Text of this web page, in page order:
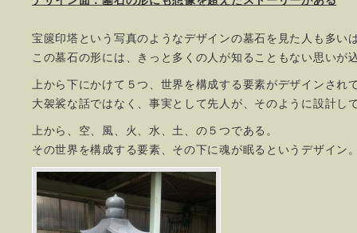
宝篋印塔という写真のようなデザインの墓石を見た人も多い
この墓石の形には、きっと多くの人が知ることもない思いが
上から下にかけて５つ、世界を構成する要素がデザインされ
大袈裟な話ではなく、事実として先人が、そのように設計し
上から、空、風、火、水、土、の５つである。
その世界を構成する要素、その下に魂が眠るというデザイン